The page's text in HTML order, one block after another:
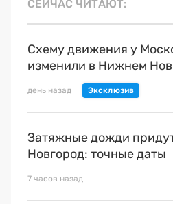
СЕЙЧАС ЧИТАЮТ
Схему движения у
изменили в Нижнем
день назад
Затяжные дожди
Новгород: точные даты
7 часов назад